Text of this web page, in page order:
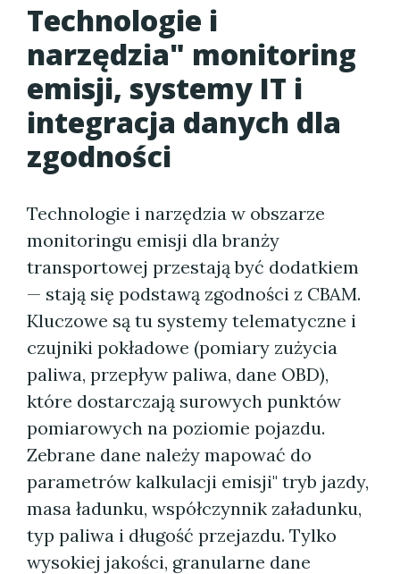
Technologie i
narzędzia" monitoring
emisji, systemy IT i
integracja danych dla
zgodności
Technologie i narzędzia w obszarze
monitoringu emisji dla branży
transportowej przestają być dodatkiem
— stają się podstawą zgodności z CBAM.
Kluczowe są tu systemy telematyczne i
czujniki pokładowe (pomiary zużycia
paliwa, przepływ paliwa, dane OBD),
które dostarczają surowych punktów
pomiarowych na poziomie pojazdu.
Zebrane dane należy mapować do
parametrów kalkulacji emisji" tryb jazdy,
masa ładunku, współczynnik załadunku,
typ paliwa i długość przejazdu. Tylko
wysokiej jakości, granularne dane